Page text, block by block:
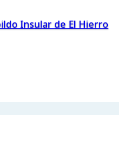
Insular de El Hierro